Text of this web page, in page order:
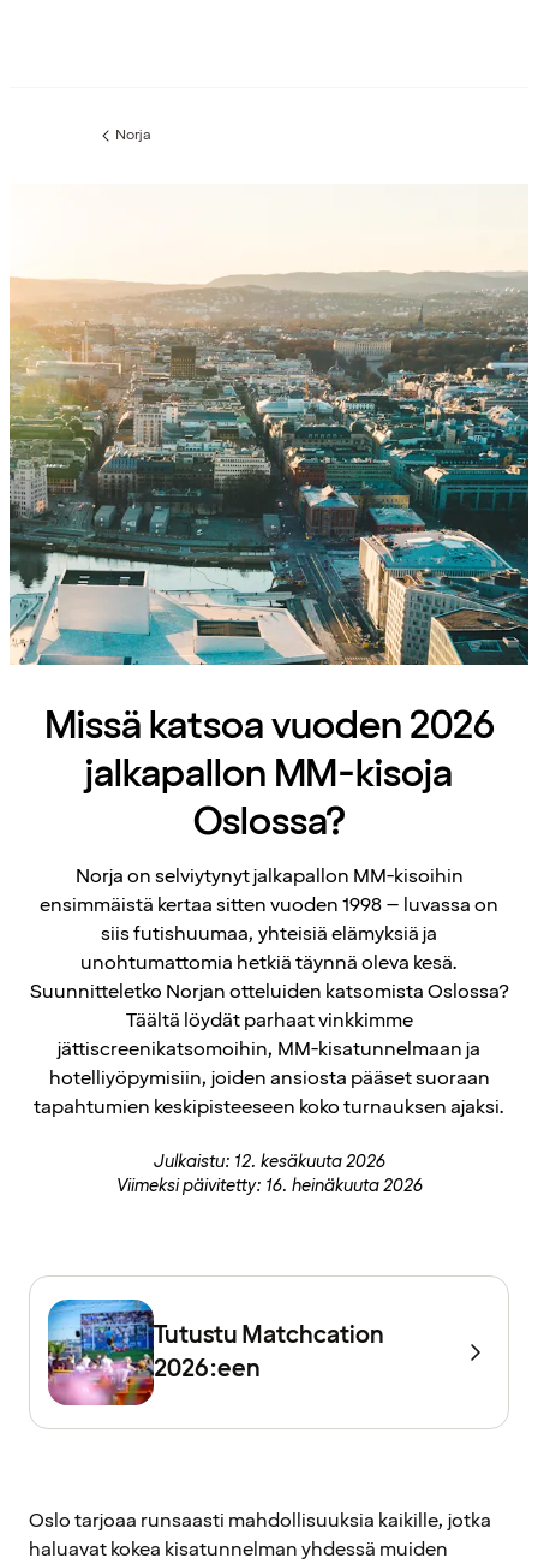
Edellinen
Norja
Missä katsoa vuoden 2026
jalkapallon MM-kisoja
Oslossa?
Norja on selviytynyt jalkapallon MM-kisoihin
ensimmäistä kertaa sitten vuoden 1998 – luvassa on
siis futishuumaa, yhteisiä elämyksiä ja
unohtumattomia hetkiä täynnä oleva kesä.
Suunnitteletko Norjan otteluiden katsomista Oslossa?
Täältä löydät parhaat vinkkimme
jättiscreenikatsomoihin, MM-kisatunnelmaan ja
hotelliyöpymisiin, joiden ansiosta pääset suoraan
tapahtumien keskipisteeseen koko turnauksen ajaksi.
Julkaistu: 12. kesäkuuta 2026
Viimeksi päivitetty: 16. heinäkuuta 2026
Tutustu Matchcation
2026:een
Oslo tarjoaa runsaasti mahdollisuuksia kaikille, jotka
haluavat kokea kisatunnelman yhdessä muiden